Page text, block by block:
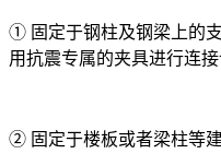
① 固定于钢柱及钢梁上的
用抗震专属的夹具进行连接
② 固定于楼板或者梁柱等